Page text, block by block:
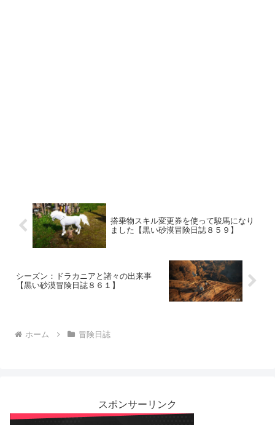
搭乗物スキル変更券を使って駿馬になり
ました【黒い砂漠冒険日誌８５９】
シーズン：ドラカニアと諸々の出来事
【黒い砂漠冒険日誌８６１】
ホーム 冒険日誌
スポンサーリンク